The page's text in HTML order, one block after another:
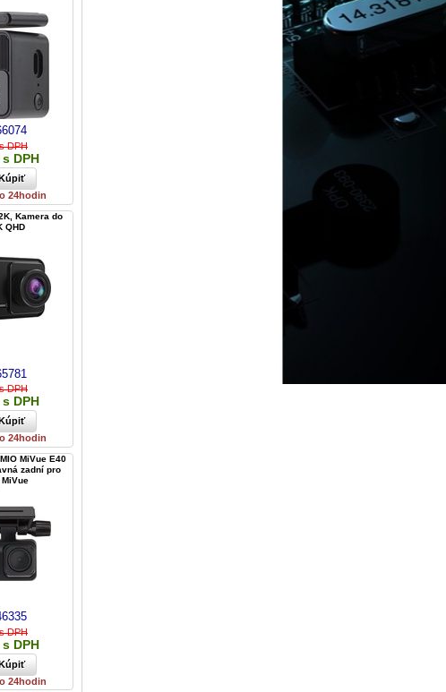
DPH
DPH
24hodin
Kamera do
QHD
DPH
DPH
24hodin
MiVue E40
zadní pro
DPH
DPH
24hodin